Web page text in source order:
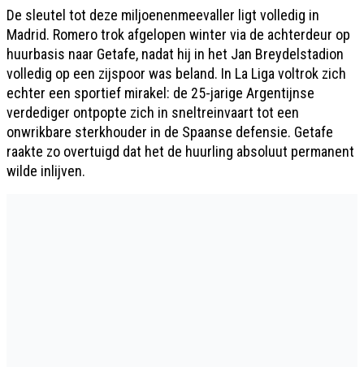
De sleutel tot deze miljoenenmeevaller ligt volledig in
Madrid. Romero trok afgelopen winter via de achterdeur op
huurbasis naar Getafe, nadat hij in het Jan Breydelstadion
volledig op een zijspoor was beland. In La Liga voltrok zich
echter een sportief mirakel: de 25-jarige Argentijnse
verdediger ontpopte zich in sneltreinvaart tot een
onwrikbare sterkhouder in de Spaanse defensie. Getafe
raakte zo overtuigd dat het de huurling absoluut permanent
wilde inlijven.